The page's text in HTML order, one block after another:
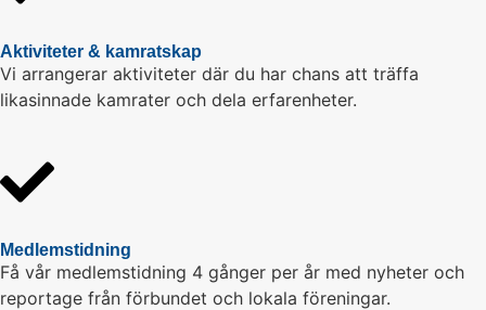
Aktiviteter & kamratskap
Vi arrangerar aktiviteter där du har chans att träffa
likasinnade kamrater och dela erfarenheter.
Medlemstidning
Få vår medlemstidning 4 gånger per år med nyheter och
reportage från förbundet och lokala föreningar.